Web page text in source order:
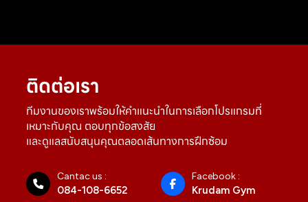
ติดต่อเรา
ทีมงานของเราพร้อมให้คำแนะนำในการเลือกโปรแกรมที่
เหมาะกับคุณ ตอบทุกข้อสงสัย
และดูแลสนับสนุนคุณตลอดเส้นทางการฝึกซ้อม
Cantac us :
084-108-6652
Facebook :
Krudam Gym